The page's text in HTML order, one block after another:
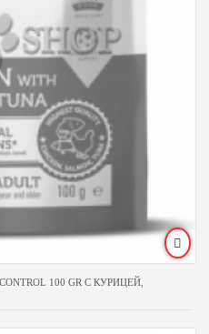
100 GR С КУРИЦЕЙ,